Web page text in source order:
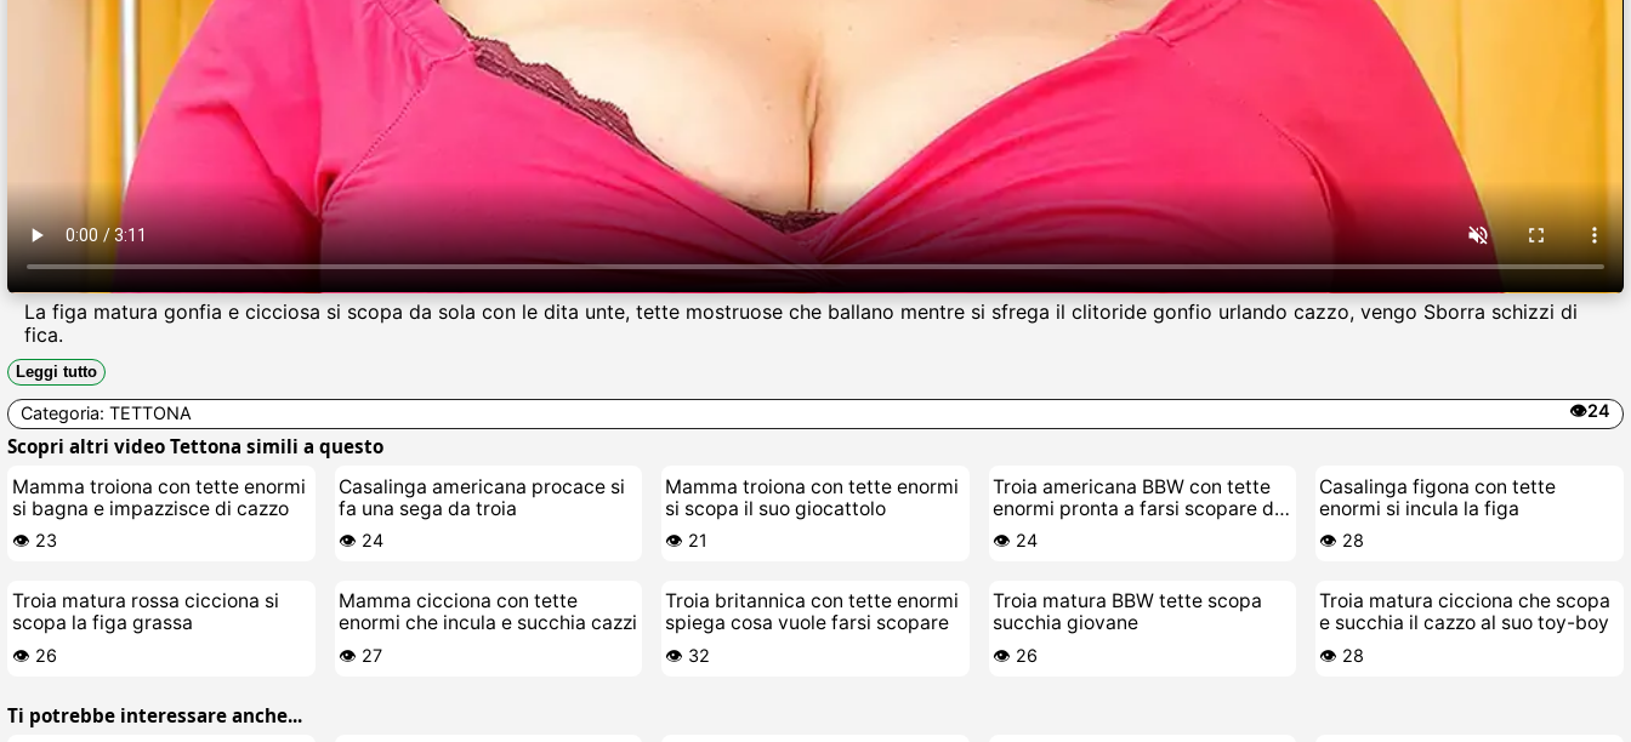
La figa matura gonfia e cicciosa si scopa da sola con le dita unte, tette mostruose che ballano mentre si sfrega il clitoride gonfio urlando cazzo, vengo Sborra schizzi di
fica.
Leggi tutto
Categoria: TETTONA 👁️24
Scopri altri video Tettona simili a questo
Mamma troiona con tette enormi
si bagna e impazzisce di cazzo
👁️ 23
Casalinga americana procace si
fa una sega da troia
👁️ 24
Mamma troiona con tette enormi
si scopa il suo giocattolo
👁️ 21
Troia americana BBW con tette
enormi pronta a farsi scopare da
perversa
👁️ 24
Casalinga figona con tette
enormi si incula la figa
👁️ 28
Troia matura rossa cicciona si
scopa la figa grassa
👁️ 26
Mamma cicciona con tette
enormi che incula e succhia cazzi
👁️ 27
Troia britannica con tette enormi
spiega cosa vuole farsi scopare
👁️ 32
Troia matura BBW tette scopa
succhia giovane
👁️ 26
Troia matura cicciona che scopa
e succhia il cazzo al suo toy-boy
👁️ 28
Ti potrebbe interessare anche...